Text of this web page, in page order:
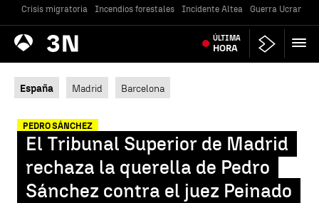
Crisis migratoria Incendios forestales Incidente Altea Guerra Ucrania
Antena
3 Noticias ÚLTIMA
HORA
España Madrid Barcelona
PEDRO SÁNCHEZ
El Tribunal Superior de Madrid
rechaza la querella de Pedro
Sánchez contra el juez Peinado